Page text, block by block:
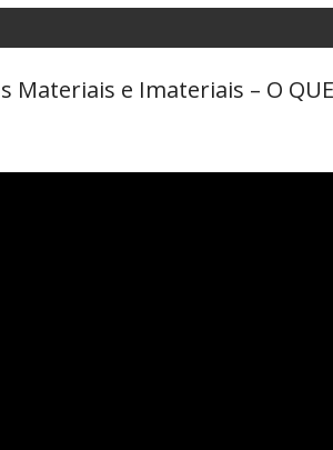
e Imateriais – O QUE